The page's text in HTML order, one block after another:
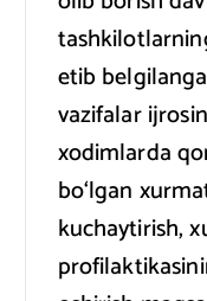
etib
vazifalar
xodimlarda
bo‘lgan
kuchaytirish,